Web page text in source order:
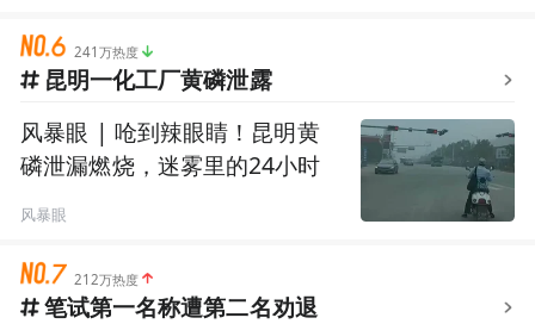
241万热度
昆明一化工厂黄磷泄露
风暴眼 | 呛到辣眼睛！昆明黄
磷泄漏燃烧，迷雾里的24小时
风暴眼
212万热度
笔试第一名称遭第二名劝退